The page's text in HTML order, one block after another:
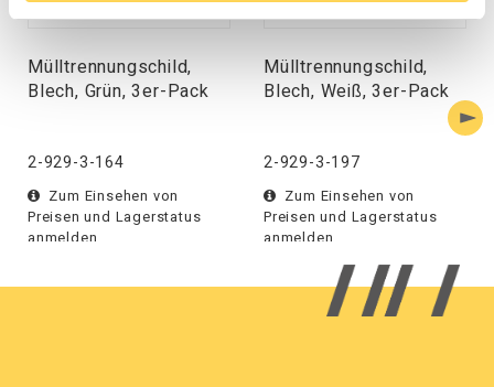
Mülltrennungschild,
Blech, Grün, 3er-Pack
2-929-3-164
Zum Einsehen von
Preisen und Lagerstatus
anmelden.
Mülltrennungschild,
Blech, Weiß, 3er-Pack
2-929-3-197
Zum Einsehen von
Preisen und Lagerstatus
anmelden.